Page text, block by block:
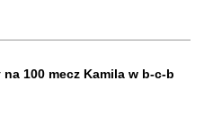
100 mecz Kamila w b-c-b